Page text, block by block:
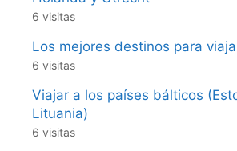
6 visitas
Los mejores destinos para
6 visitas
Viajar a los países bálticos
Lituania)
6 visitas